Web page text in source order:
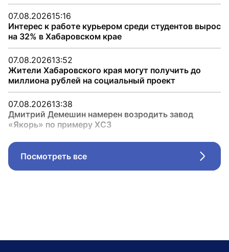
07.08.202615:16
Интерес к работе курьером среди студентов вырос
на 32% в Хабаровском крае
07.08.202613:52
Жители Хабаровского края могут получить до
миллиона рублей на социальный проект
07.08.202613:38
Дмитрий Демешин намерен возродить завод
«Якорь» по примеру ХСЗ
Посмотреть все